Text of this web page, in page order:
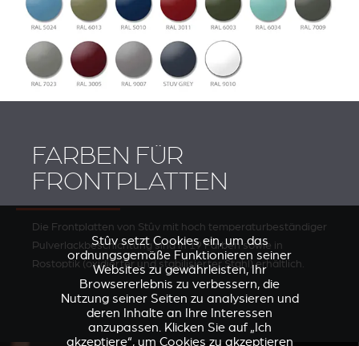
FARBEN FÜR
FRONTPLATTEN
Die Frontplatten von Stûv mit hoch temperaturbeständiger
Pulverlackbeschichtung sind in 19 Farben sowie in
Rostoptik (oxidierter und stabilisierter Stahl) erhältlich.
Stûv setzt Cookies ein, um das
ordnungsgemäße Funktionieren seiner
Websites zu gewährleisten, Ihr
Browsererlebnis zu verbessern, die
Nutzung seiner Seiten zu analysieren und
deren Inhalte an Ihre Interessen
anzupassen. Klicken Sie auf „Ich
akzeptiere“, um Cookies zu akzeptieren